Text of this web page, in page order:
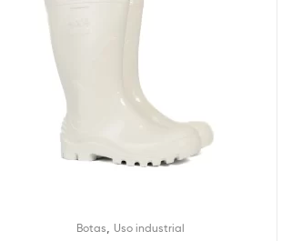
Botas Uso industrial